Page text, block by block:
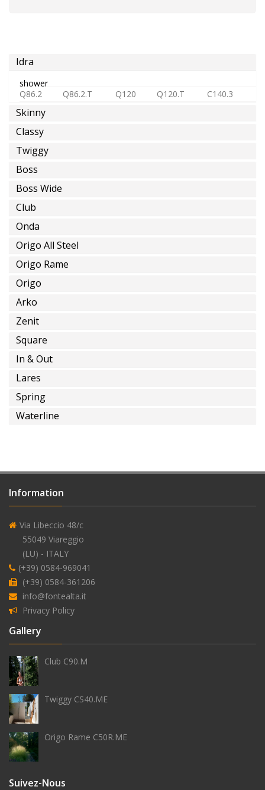
melangée
eau
chaude
épargne
d'eau
Installations
Spéciales
installation
alimentation
en
eau
extérieure
antigel
Idra
shower
Q86.2
Q86.2.T Q120 Q120.T C140.3
Skinny
Classy
Twiggy
Boss
Boss Wide
Club
Onda
Origo All Steel
Origo Rame
Origo
Arko
Zenit
Square
In & Out
Lares
Spring
Waterline
Information
Via Libeccio 48/c
55049 Viareggio
(LU) - ITALY
(+39) 0584-969041
(+39) 0584-361206
info@fontealta.it
Privacy Policy
Gallery
Club C90.M
Twiggy CS40.ME
Origo Rame C50R.ME
Suivez-Nous